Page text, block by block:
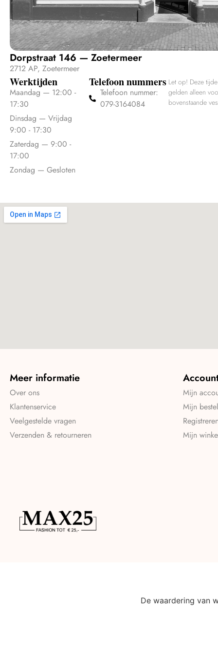
Dorpstraat 146 — Zoetermeer
2712 AP, Zoetermeer
Werktijden
Maandag — 12:00 -
17:30
Dinsdag — Vrijdag
9:00 - 17:30
Zaterdag — 9:00 -
17:00
Zondag — Gesloten
Telefoon nummers
Telefoon nummer:
079-3164084
Let op! Deze
gelden alleen
bovenstaande
Meer informatie
Over ons
Klantenservice
Veelgestelde vragen
Verzenden & retourneren
Mijn
Mijn
Mijn
De waardering van